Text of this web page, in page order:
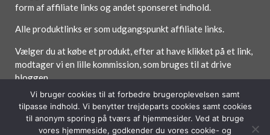
form af affiliate links og andet sponseret indhold.
Alle produktlinks er som udgangspunkt affiliate links.
Vælger du at købe et produkt, efter at have klikket på et link,
modtager vi en lille kommission, som bruges til at drive
bloggen.
Forside Om / Kontakt Betingelser
Vi bruger cookies til at forbedre brugeroplevelsen samt
tilpasse indhold. Vi benytter trejdeparts cookies samt cookies
til anonym sporing på tværs af hjemmesider. Ved at bruge
vores hjemmeside, godkender du vores cookie- og